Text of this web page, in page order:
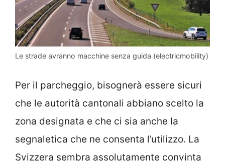
Le strade avranno macchine senza guida (electricmobility)
Per il parcheggio, bisognerà essere sicuri
che le autorità cantonali abbiano scelto la
zona designata e che ci sia anche la
segnaletica che ne consenta l’utilizzo. La
Svizzera sembra assolutamente convinta